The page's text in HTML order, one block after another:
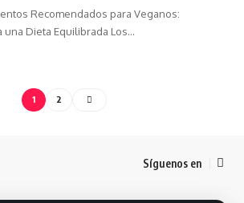
Recomendados para Veganos:
Dieta Equilibrada Los…
1 2
Síguenos en